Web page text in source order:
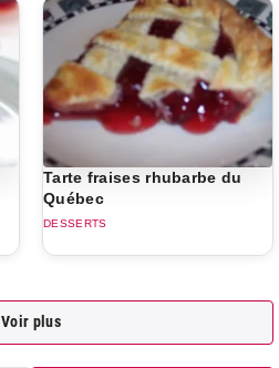
Tarte fraises rhubarbe du
Québec
DESSERTS
Voir plus